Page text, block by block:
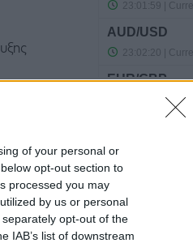
of your personal or
opt-out section to
processed you may
by us or personal
opt-out of the
IAB’s list of downstream
και